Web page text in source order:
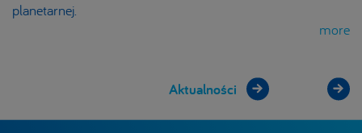
planetarnej.
more
Aktualności